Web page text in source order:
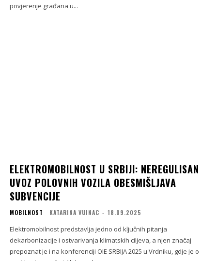
povjerenje građana u...
ELEKTROMOBILNOST U SRBIJI: NEREGULISAN
UVOZ POLOVNIH VOZILA OBESMIŠLJAVA
SUBVENCIJE
MOBILNOST KATARINA VUINAC - 18.09.2025
Elektromobilnost predstavlja jedno od ključnih pitanja
dekarbonizacije i ostvarivanja klimatskih ciljeva, a njen značaj
prepoznat je i na konferenciji OIE SRBIJA 2025 u Vrdniku, gdje je o